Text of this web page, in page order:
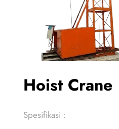
Hoist Crane
Spesifikasi :